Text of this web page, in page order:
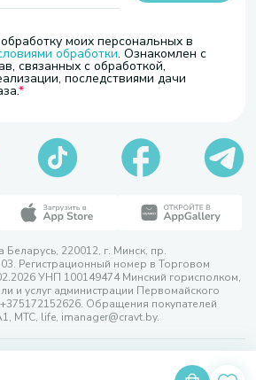
моих персональных в
обработки. Ознакомлен с
связанных с обработкой,
последствиями дачи
220012, г. Минск, пр.
Регистрационный номер в Торговом
УНП 100149474 Минский горисполком,
и услуг администрации Первомайского
Обращения покупателей
МТС, life, imanager@cravt.by.